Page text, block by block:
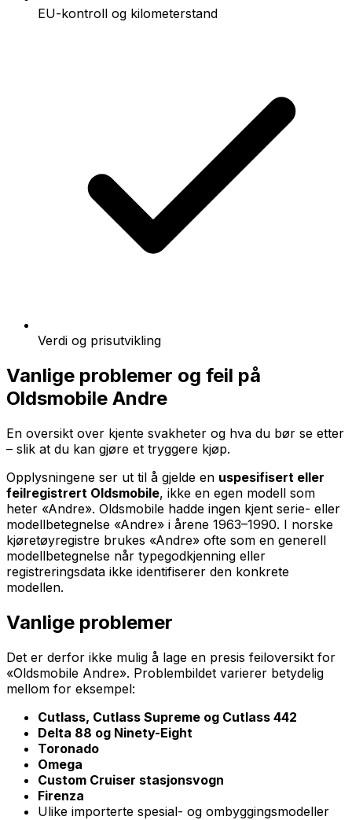
EU-kontroll og kilometerstand
Verdi og prisutvikling
Vanlige problemer og feil på
Oldsmobile Andre
En oversikt over kjente svakheter og hva du bør se etter
– slik at du kan gjøre et tryggere kjøp.
Opplysningene ser ut til å gjelde en uspesifisert eller
feilregistrert Oldsmobile, ikke en egen modell som
heter «Andre». Oldsmobile hadde ingen kjent serie- eller
modellbetegnelse «Andre» i årene 1963–1990. I norske
kjøretøyregistre brukes «Andre» ofte som en generell
modellbetegnelse når typegodkjenning eller
registreringsdata ikke identifiserer den konkrete
modellen.
Vanlige problemer
Det er derfor ikke mulig å lage en presis feiloversikt for
«Oldsmobile Andre». Problembildet varierer betydelig
mellom for eksempel:
Cutlass, Cutlass Supreme og Cutlass 442
Delta 88 og Ninety-Eight
Toronado
Omega
Custom Cruiser stasjonsvogn
Firenza
Ulike importerte spesial- og ombyggingsmodeller